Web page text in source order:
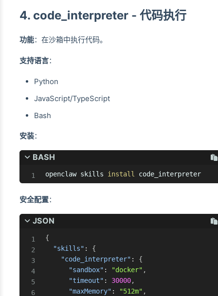
4. code_interpreter - 代码执行
功能：在沙箱中执行代码。
支持语言：
Python
JavaScript/TypeScript
Bash
安装：
BASH
openclaw skills install code_interpreter
安全配置：
JSON
{
"skills" :
{
"code_interpreter" :
{
"sandbox" : "docker" ,
"timeout" : 30000,
"maxMemory" : "512m" ,